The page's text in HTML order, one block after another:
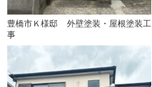
豊橋市Ｋ様邸 外壁塗装・屋根塗装工
事